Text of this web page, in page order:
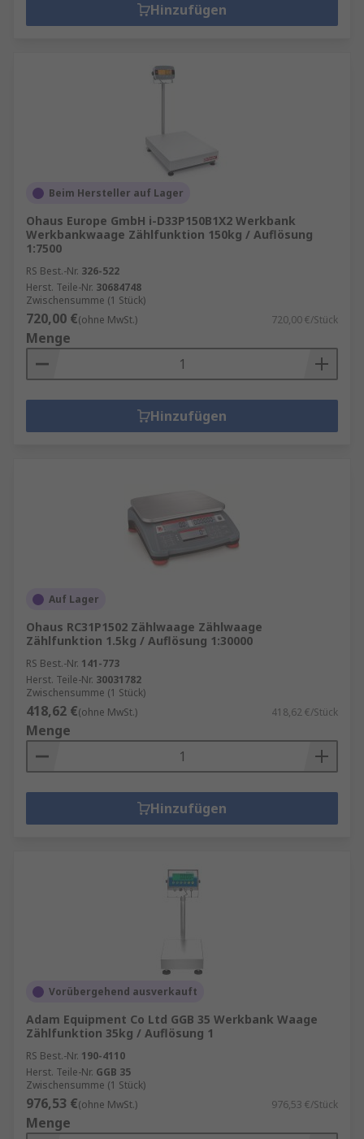
Hinzufügen
Beim Hersteller auf Lager
Ohaus Europe GmbH i-D33P150B1X2 Werkbank
Werkbankwaage Zählfunktion 150kg / Auflösung
1:7500
RS Best.-Nr. 326-522
Herst. Teile-Nr. 30684748
Zwischensumme (1 Stück)
720,00 €(ohne MwSt.) 720,00 €/Stück
Menge
Hinzufügen
Auf Lager
Ohaus RC31P1502 Zählwaage Zählwaage
Zählfunktion 1.5kg / Auflösung 1:30000
RS Best.-Nr. 141-773
Herst. Teile-Nr. 30031782
Zwischensumme (1 Stück)
418,62 €(ohne MwSt.) 418,62 €/Stück
Menge
Hinzufügen
Vorübergehend ausverkauft
Adam Equipment Co Ltd GGB 35 Werkbank Waage
Zählfunktion 35kg / Auflösung 1
RS Best.-Nr. 190-4110
Herst. Teile-Nr. GGB 35
Zwischensumme (1 Stück)
976,53 €(ohne MwSt.) 976,53 €/Stück
Menge